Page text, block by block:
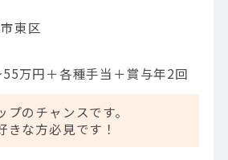
東区
万円＋各種手当＋賞与年2回
プのチャンスです。
きな方必見です！